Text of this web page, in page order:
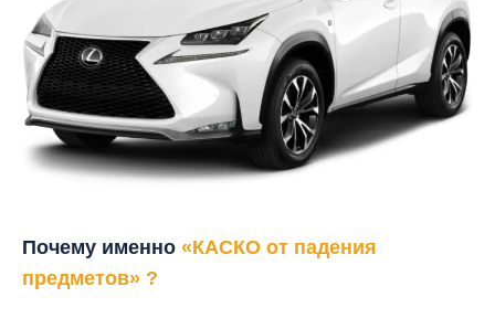
Почему именно «КАСКО от падения
предметов» ?